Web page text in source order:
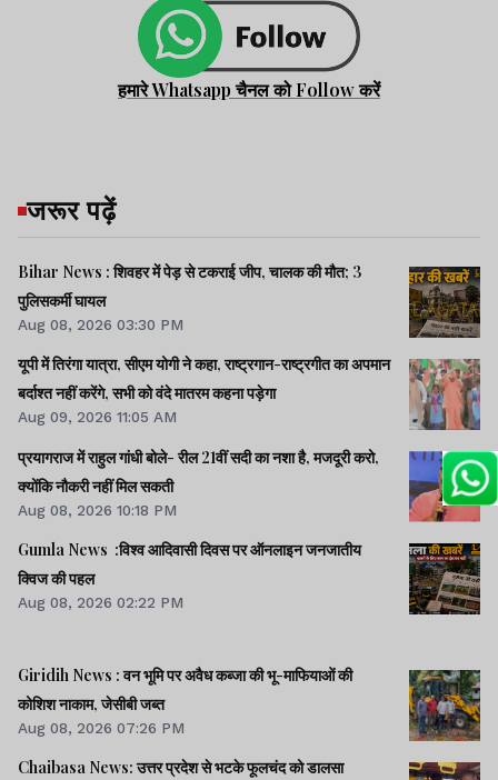
हमारे Whatsapp चैनल को Follow करें
जरूर पढ़ें
Bihar News : शिवहर में पेड़ से टकराई जीप, चालक की मौत; 3
पुलिसकर्मी घायल
Aug 08, 2026 03:30 PM
यूपी में तिरंगा यात्रा, सीएम योगी ने कहा, राष्ट्रगान-राष्ट्रगीत का अपमान
बर्दाश्त नहीं करेंगे, सभी को वंदे मातरम कहना पड़ेगा
Aug 09, 2026 11:05 AM
प्रयागराज में राहुल गांधी बोले- रील 21वीं सदी का नशा है, मजदूरी करो,
क्योंकि नौकरी नहीं मिल सकती
Aug 08, 2026 10:18 PM
Gumla News :विश्व आदिवासी दिवस पर ऑनलाइन जनजातीय
क्विज की पहल
Aug 08, 2026 02:22 PM
Giridih News : वन भूमि पर अवैध कब्जा की भू-माफियाओं की
कोशिश नाकाम, जेसीबी जब्त
Aug 08, 2026 07:26 PM
Chaibasa News: उत्तर प्रदेश से भटके फूलचंद को डालसा